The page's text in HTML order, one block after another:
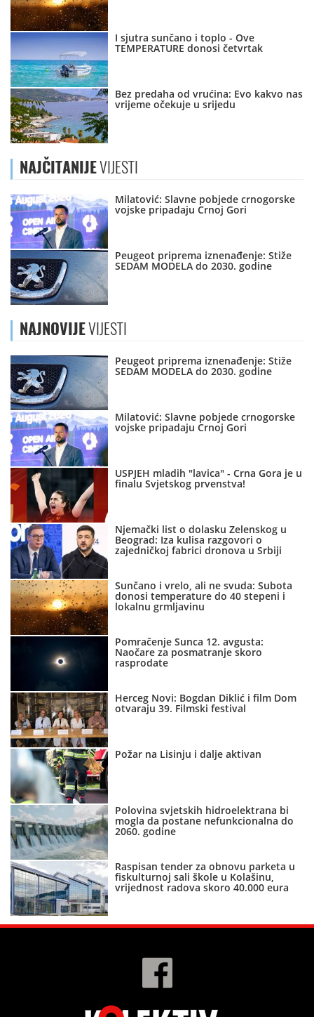
I sjutra sunčano i toplo - Ove
TEMPERATURE donosi četvrtak
Bez predaha od vrućina: Evo kakvo nas
vrijeme očekuje u srijedu
NAJČITANIJEVIJESTI
Milatović: Slavne pobjede crnogorske
vojske pripadaju Crnoj Gori
Peugeot priprema iznenađenje: Stiže
SEDAM MODELA do 2030. godine
NAJNOVIJEVIJESTI
Peugeot priprema iznenađenje: Stiže
SEDAM MODELA do 2030. godine
Milatović: Slavne pobjede crnogorske
vojske pripadaju Crnoj Gori
USPJEH mladih "lavica" - Crna Gora je u
finalu Svjetskog prvenstva!
Njemački list o dolasku Zelenskog u
Beograd: Iza kulisa razgovori o
zajedničkoj fabrici dronova u Srbiji
Sunčano i vrelo, ali ne svuda: Subota
donosi temperature do 40 stepeni i
lokalnu grmljavinu
Pomračenje Sunca 12. avgusta:
Naočare za posmatranje skoro
rasprodate
Herceg Novi: Bogdan Diklić i film Dom
otvaraju 39. Filmski festival
Požar na Lisinju i dalje aktivan
Polovina svjetskih hidroelektrana bi
mogla da postane nefunkcionalna do
2060. godine
Raspisan tender za obnovu parketa u
fiskulturnoj sali škole u Kolašinu,
vrijednost radova skoro 40.000 eura